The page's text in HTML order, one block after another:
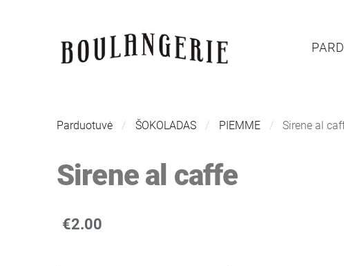
Parduotuvė ŠOKOLADAS PIEMME Sirene al
Sirene al caffe
€2.00